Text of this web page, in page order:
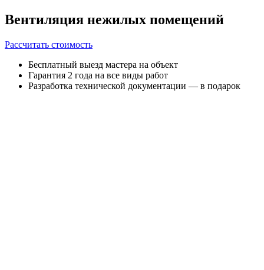
Вентиляция нежилых помещений
Рассчитать стоимость
Бесплатный выезд мастера на объект
Гарантия 2 года на все виды работ
Разработка технической документации — в подарок